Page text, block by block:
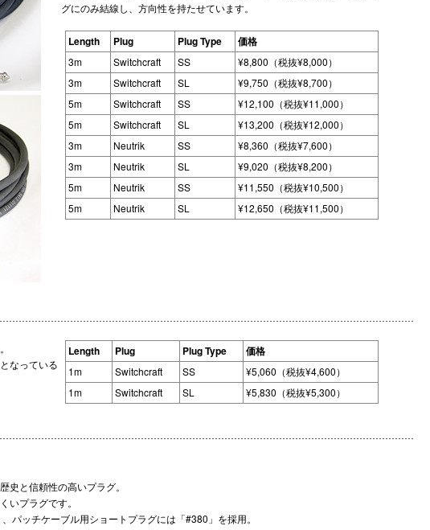
グにのみ結線し、方向性を持たせています。
Length Plug Plug Type 価格
3m Switchcraft SS
¥8,800（税抜¥8,000）
3m
Switchcraft SL
¥9,750（税抜¥8,700）
5m
Switchcraft SS
¥12,100（税抜¥11,000）
5m
Switchcraft SL
¥13,200（税抜¥12,000）
3m
Neutrik SS
¥8,360（税抜¥7,600）
3m
Neutrik SL
¥9,020（税抜¥8,200）
5m
Neutrik SS
¥11,550（税抜¥10,500）
5m
Neutrik SL ¥12,650（税抜¥11,500）
なっている
Length Plug Plug Type 価格
1m Switchcraft SS
¥5,060（税抜¥4,600）
1m
Switchcraft SL ¥5,830（税抜¥5,300）
史と信頼性の高いプラグ。
いプラグです。
パッチケーブル用ショートプラグには「#380」を採用。